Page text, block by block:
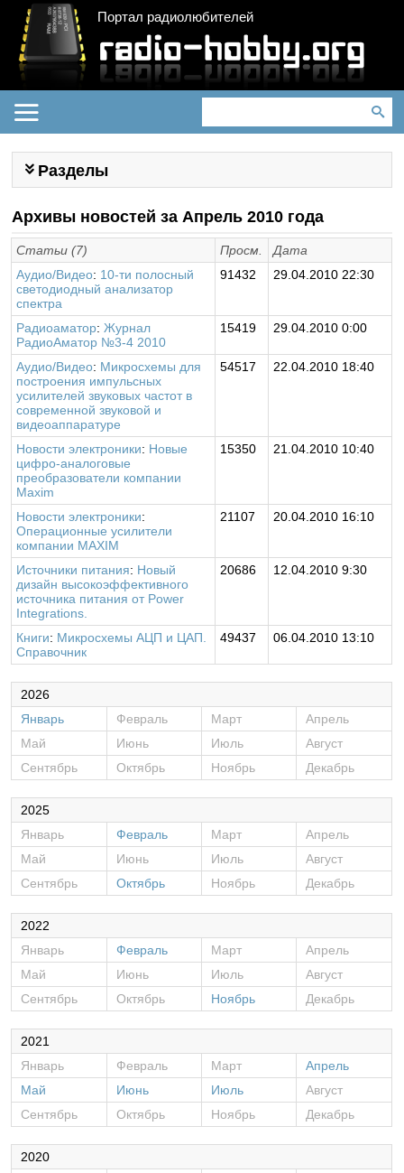
Портал радиолюбителей
Разделы
Архивы новостей за Апрель 2010 года
Статьи (7) Просм.
Дата
Аудио/Видео: 10-ти полосный
светодиодный анализатор
спектра
91432 29.04.2010 22:30
Радиоаматор:Журнал
РадиоАматор №3-4 2010
15419 29.04.2010 0:00
Аудио/Видео: Микросхемы для
построения импульсных
усилителей звуковых частот в
современной звуковой и
видеоаппаратуре
54517 22.04.2010 18:40
Новости электроники: Новые
цифро-аналоговые
преобразователи компании
Maxim
15350 21.04.2010 10:40
Новости электроники:
Операционные усилители
компании MAXIM
21107 20.04.2010 16:10
Источники питания: Новый
дизайн высокоэффективного
источника питания от Power
Integrations.
20686 12.04.2010 9:30
Книги: Микросхемы АЦП и ЦАП.
Справочник
49437 06.04.2010 13:10
2026
Январь
Февраль Март
Апрель
Май
Июнь Июль
Август
Сентябрь
Октябрь Ноябрь Декабрь
2025
Январь
Февраль Март
Апрель
Май
Июнь Июль
Август
Сентябрь
Октябрь Ноябрь Декабрь
2022
Январь
Февраль Март
Апрель
Май
Июнь Июль
Август
Сентябрь
Октябрь Ноябрь Декабрь
2021
Январь
Февраль Март
Апрель
Май
Июнь Июль
Август
Сентябрь
Октябрь Ноябрь Декабрь
2020